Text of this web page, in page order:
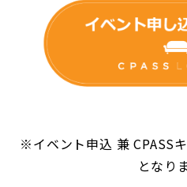
※イベント申込 兼 CPASS
となり